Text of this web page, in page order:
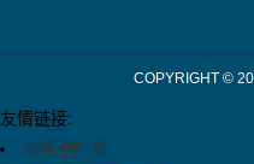
COPYRIGHT ©
友情链接:
玛德里陶瓷